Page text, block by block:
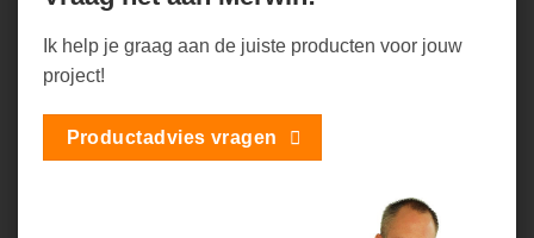
Ik help je graag aan de juiste producten voor jouw
project!
Productadvies vragen